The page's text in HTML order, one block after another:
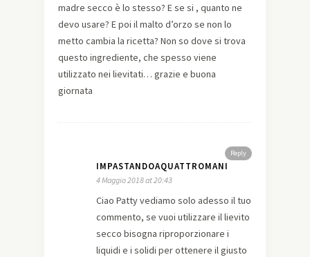
madre secco è lo stesso? E se si , quanto ne
devo usare? E poi il malto d’orzo se non lo
metto cambia la ricetta? Non so dove si trova
questo ingrediente, che spesso viene
utilizzato nei lievitati… grazie e buona
giornata
Reply
IMPASTANDOAQUATTROMANI
4 Maggio 2018 at 20:43
Ciao Patty vediamo solo adesso il tuo
commento, se vuoi utilizzare il lievito
secco bisogna riproporzionare i
liquidi e i solidi per ottenere il giusto